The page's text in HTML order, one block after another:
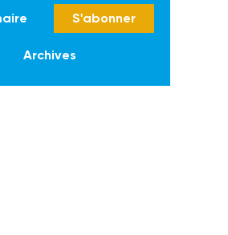
S'abonner
Archives